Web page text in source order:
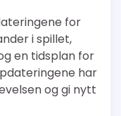
for
i spillet,
en tidsplan for
har
og gi nytt